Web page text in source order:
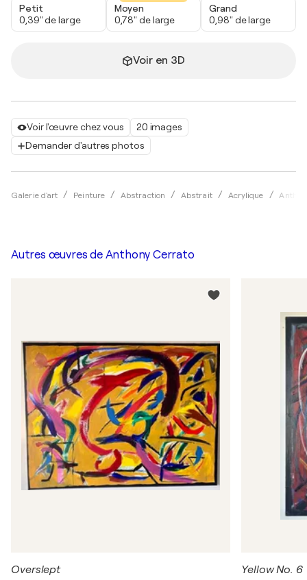
Voir l'œuvre chez vous
20 images
Demander d'autres photos
Galerie d'art Peinture Abstraction Abstrait Acrylique
Petit
0,39" de large
Moyen
0,78" de large
Grand
0,98" de large
Voir en 3D
Autres œuvres de Anthony Cerrato
Overslept Yellow No. 6